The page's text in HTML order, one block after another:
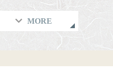
MORE